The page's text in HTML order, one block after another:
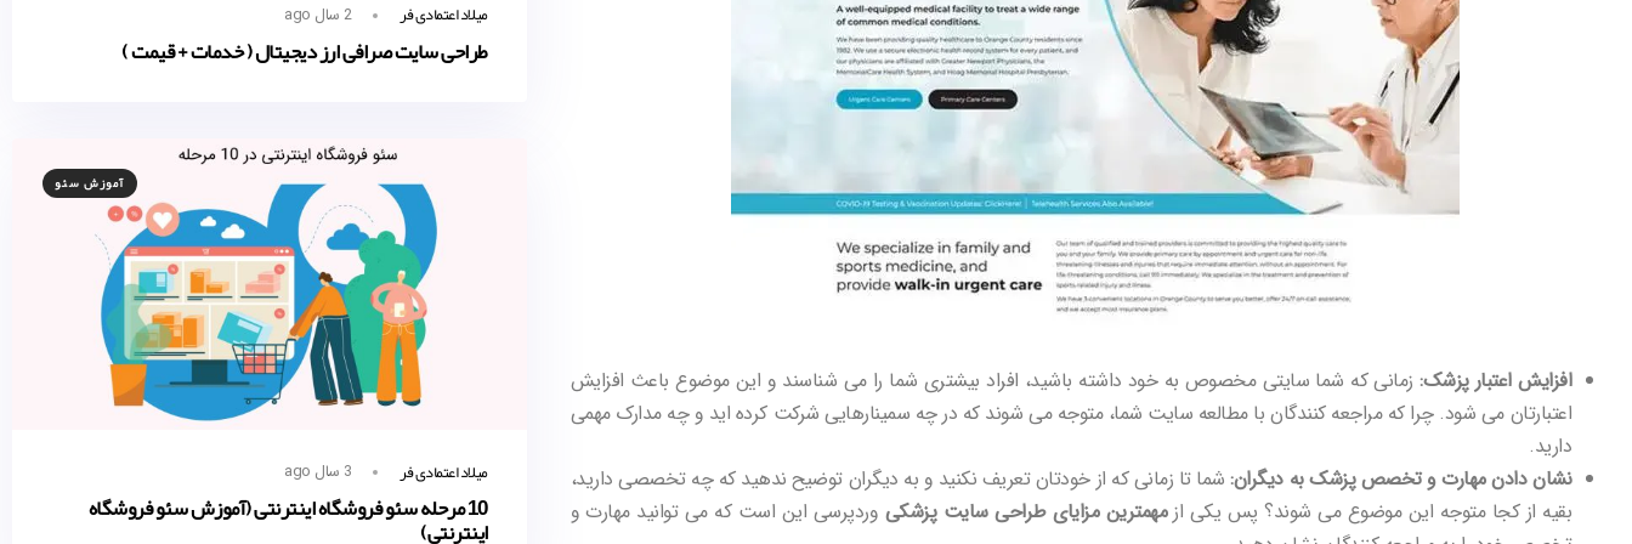
افزایش اعتبار پزشک:زمانی که شما سایتی مخصوص به خود داشته باشید، افراد بیشتری شما را می شناسند و این موضوع باعث افزایش
اعتبارتان می شود. چرا که مراجعه کنندگان با مطالعه سایت شما، متوجه می شوند که در چه سمینارهایی شرکت کرده اید و چه مدارک مهمی
دارید.
نشان دادن مهارت و تخصص پزشک به دیگران: شما تا زمانی که از خودتان تعریف نکنید و به دیگران توضیح ندهید که چه تخصصی دارید،
بقیه از کجا متوجه این موضوع می شوند؟ پس یکی ازمهمترین مزایای طراحی سایت پزشکی وردپرسی این است که می توانید مهارت و
میلاد اعتمادی فر 2 سال ago
طراحی سایت صرافی ارز دیجیتال ( خدمات + قیمت )
آموزش سئو
میلاد اعتمادی فر 3 سال ago
10 مرحله سئو فروشگاه اینترنتی (آموزش سئو فروشگاه
اینترنتی)